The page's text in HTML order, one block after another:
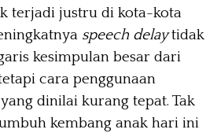
terjadi justru di kota-kota
speech delaytidak
kesimpulan besar dari
cara penggunaan
dinilai kurang tepat. Tak
kembang anak hari ini